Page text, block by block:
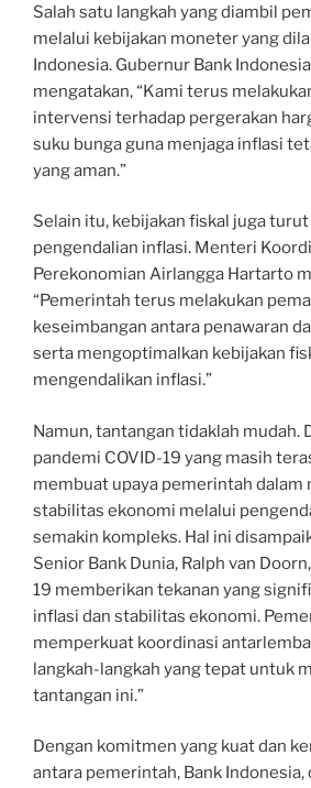
Salah satu langkah yang diambil
melalui kebijakan moneter yang
Indonesia. Gubernur Bank
mengatakan, “Kami terus
intervensi terhadap pergerakan
suku bunga guna menjaga inflasi
yang aman.”
Selain itu, kebijakan fiskal juga
pengendalian inflasi. Menteri
Perekonomian Airlangga Hartarto
“Pemerintah terus melakukan
keseimbangan antara penawaran
serta mengoptimalkan kebijakan
mengendalikan inflasi.”
Namun, tantangan tidaklah mudah.
pandemi COVID-19 yang masih
membuat upaya pemerintah dalam
stabilitas ekonomi melalui
semakin kompleks. Hal ini
Senior Bank Dunia, Ralph van
19 memberikan tekanan yang
inflasi dan stabilitas ekonomi.
memperkuat koordinasi
langkah-langkah yang tepat untuk
tantangan ini.”
Dengan komitmen yang kuat dan
antara pemerintah, Bank Indonesia,